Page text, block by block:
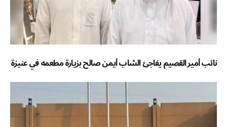
نائب أمير القصيم يفاجئ الشاب أيمن صالح بزيارة مطعمه في عنيزة